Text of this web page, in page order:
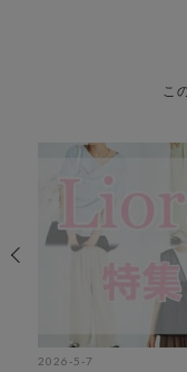
こ
2026-5-7